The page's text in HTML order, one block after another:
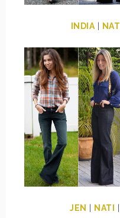
INDIA NATI
JEN NATI